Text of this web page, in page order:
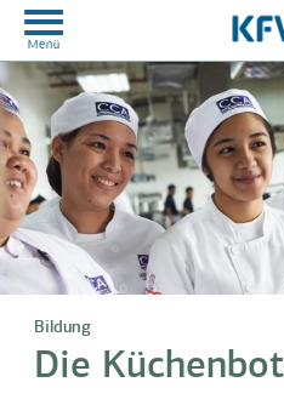
Bildung
Die